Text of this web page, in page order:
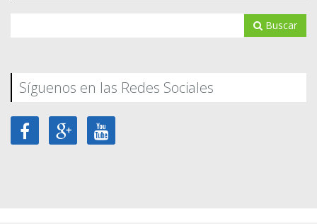
Buscar
Síguenos en las Redes Sociales